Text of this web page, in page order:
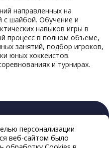
направленных на
с шайбой. Обучение и
навыков игры в
процесс в полном объеме,
занятий, подбор игроков,
юных хоккеистов.
и турнирах.
персонализации
веб-сайтом было